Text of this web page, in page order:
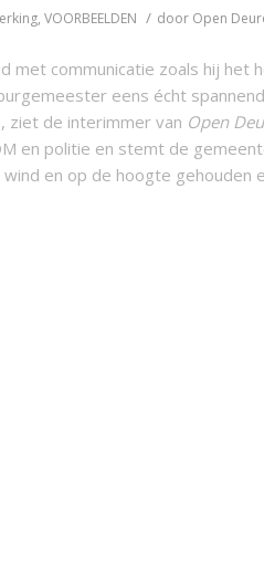
, VOORBEELDEN / door Open
communicatie zoals hij het
eens écht
ziet de interimmer van Open
en politie en stemt de
en op de hoogte gehouden